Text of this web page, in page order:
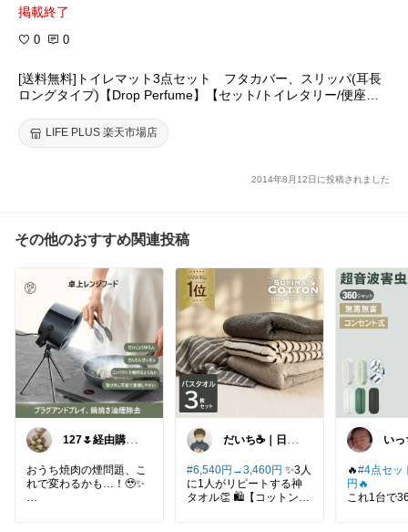
掲載終了
0 0
[送料無料]トイレマット3点セット フタカバー、スリッパ(耳長
ロングタイプ)【Drop Perfume】【セット/トイレタリー/便座カ
い】 LIFE PLUS 楽天市場店
2014年8月12日に投稿されました
その他のおすすめ関連投稿
127🌷経由購入
おうち焼肉の煙問題、こ
れで変わるかも…！🥹✨
だいち☕️｜日常
モノ
#6,540円→3,460円 ✨3人
に1人がリピートする神
タオル👏 🛍️【コットンタ
い
🔥#4点セッ
円🔥
これ1台で